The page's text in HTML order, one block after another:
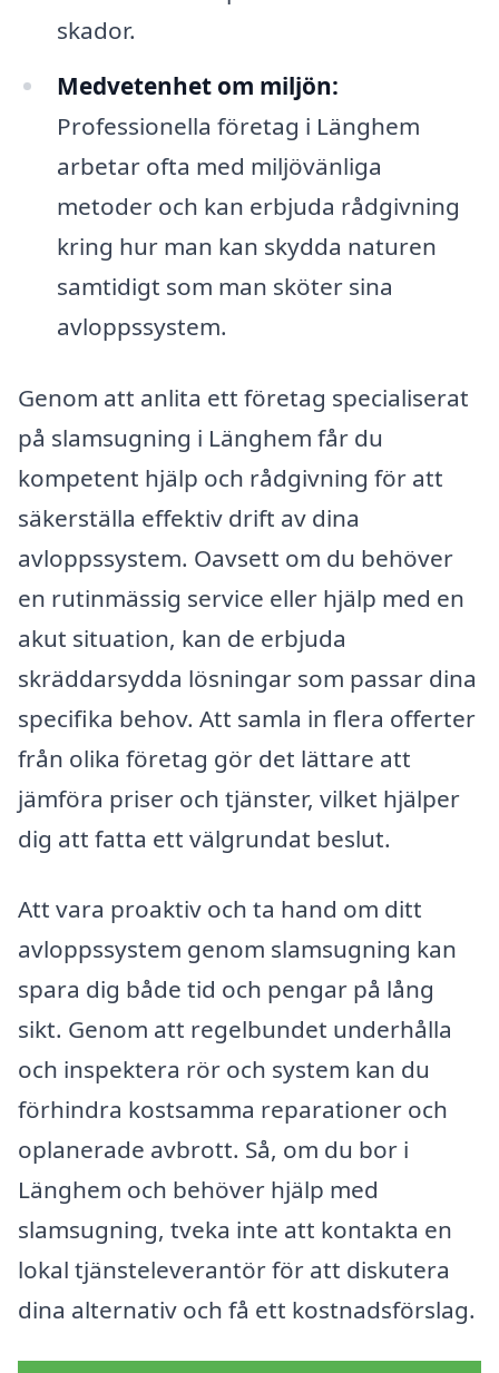
skador.
Medvetenhet om miljön:
Professionella företag i Länghem
arbetar ofta med miljövänliga
metoder och kan erbjuda rådgivning
kring hur man kan skydda naturen
samtidigt som man sköter sina
avloppssystem.
Genom att anlita ett företag specialiserat
på slamsugning i Länghem får du
kompetent hjälp och rådgivning för att
säkerställa effektiv drift av dina
avloppssystem. Oavsett om du behöver
en rutinmässig service eller hjälp med en
akut situation, kan de erbjuda
skräddarsydda lösningar som passar dina
specifika behov. Att samla in flera offerter
från olika företag gör det lättare att
jämföra priser och tjänster, vilket hjälper
dig att fatta ett välgrundat beslut.
Att vara proaktiv och ta hand om ditt
avloppssystem genom slamsugning kan
spara dig både tid och pengar på lång
sikt. Genom att regelbundet underhålla
och inspektera rör och system kan du
förhindra kostsamma reparationer och
oplanerade avbrott. Så, om du bor i
Länghem och behöver hjälp med
slamsugning, tveka inte att kontakta en
lokal tjänsteleverantör för att diskutera
dina alternativ och få ett kostnadsförslag.